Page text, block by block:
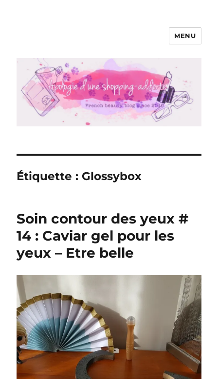
Apologie d'une Shopping-addicte
MENU
Étiquette : Glossybox
Soin contour des yeux #
14 : Caviar gel pour les
yeux – Etre belle